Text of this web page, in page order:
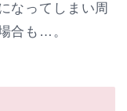
なってしまい周
合も…。